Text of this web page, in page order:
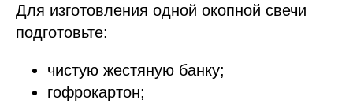
Для изготовления одной окопной свечи
подготовьте:
чистую жестяную банку;
гофрокартон;